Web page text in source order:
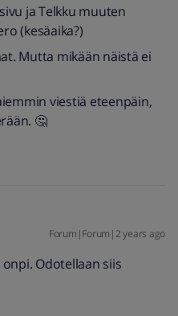
ja Telkku muuten
(kesäaika?)
Mutta mikään näistä ei
viestiä eteenpäin,
🤔
Forum|Forum|2 years ago
Odotellaan siis